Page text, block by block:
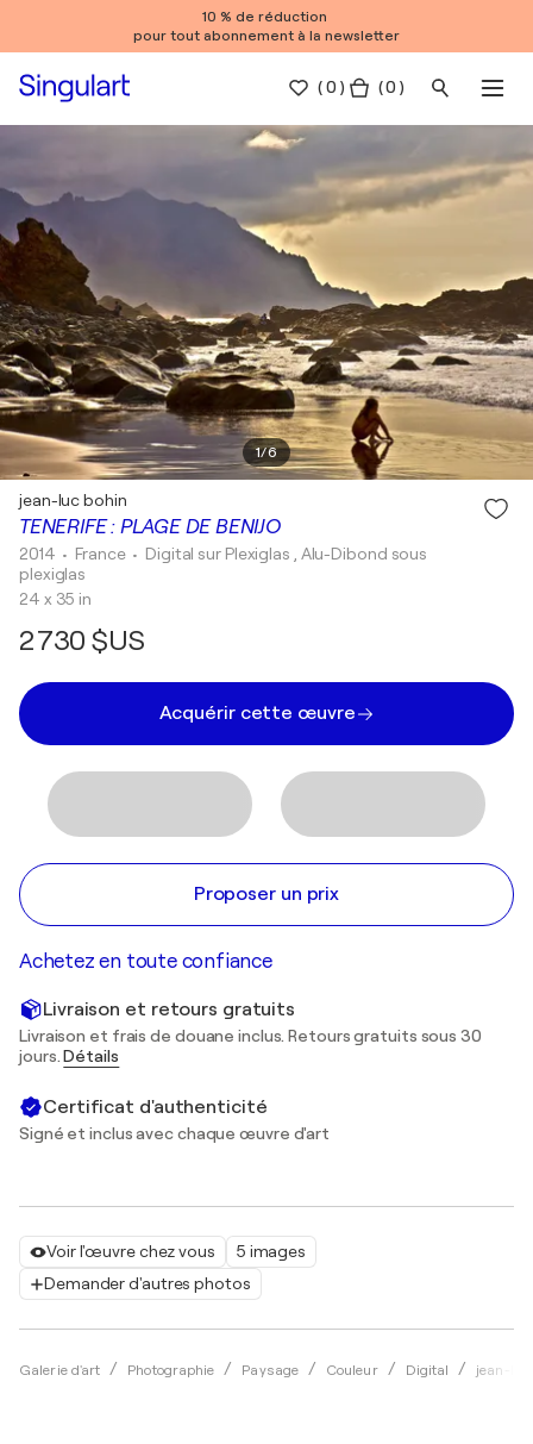
10 % de réduction
pour tout abonnement à la newsletter
(0 ) ( 0 )
1/6
Voir l'œuvre chez vous
5 images
Demander d'autres photos
Galerie d'art Photographie Paysage Couleur Digital jean-luc
TENERIFE : PLAGE DE BENIJO
jean-luc bohin
2014 • France • Digital sur Plexiglas , Alu-Dibond sous
plexiglas
24 x 35 in
2 730 $US
Acquérir cette œuvre
Proposer un prix
Achetez en toute confiance
Livraison et retours gratuits
Livraison et frais de douane inclus. Retours gratuits sous 30
jours.Détails
Certificat d'authenticité
Signé et inclus avec chaque œuvre d'art